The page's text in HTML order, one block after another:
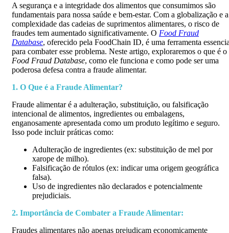
A segurança e a integridade dos alimentos que consumimos são
fundamentais para nossa saúde e bem-estar. Com a globalização e a
complexidade das cadeias de suprimentos alimentares, o risco de
fraudes tem aumentado significativamente. O Food Fraud
Database, oferecido pela FoodChain ID, é uma ferramenta
para combater esse problema. Neste artigo, exploraremos o que é o
Food Fraud Database, como ele funciona e como pode ser uma
poderosa defesa contra a fraude alimentar.
1. O Que é a Fraude Alimentar?
Fraude alimentar é a adulteração, substituição, ou falsificação
intencional de alimentos, ingredientes ou embalagens,
enganosamente apresentada como um produto legítimo e seguro.
Isso pode incluir práticas como:
Adulteração de ingredientes (ex: substituição de mel por
xarope de milho).
Falsificação de rótulos (ex: indicar uma origem geográfica
falsa).
Uso de ingredientes não declarados e potencialmente
prejudiciais.
2. Importância de Combater a Fraude Alimentar:
Fraudes alimentares não apenas prejudicam economicamente